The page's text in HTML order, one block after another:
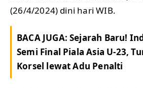
(26/4/2024) dini hari WIB.
BACA JUGA:Sejarah Baru!
Semi Final Piala Asia U-23,
Korsel lewat Adu Penalti